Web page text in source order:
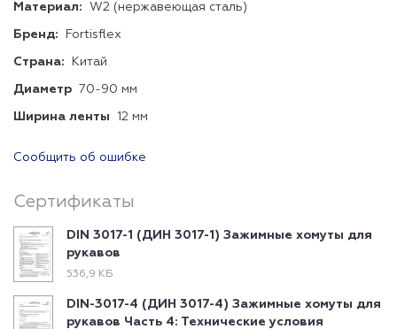
Материал: W2 (нержавеющая сталь)
Бренд: Fortisflex
Страна: Китай
Диаметр 70-90 мм
Ширина ленты 12 мм
Сообщить об ошибке
Сертификаты
DIN 3017-1 (ДИН 3017-1) Зажимные хомуты для
рукавов
536,9 КБ
DIN-3017-4 (ДИН 3017-4) Зажимные хомуты для
рукавов Часть 4: Технические условия